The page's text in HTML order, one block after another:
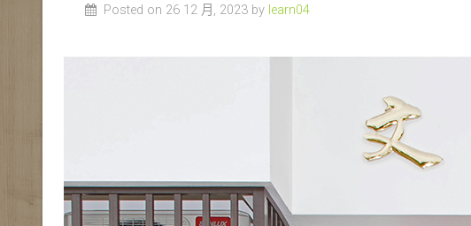
Posted on 26 12 月, 2023 by learn04